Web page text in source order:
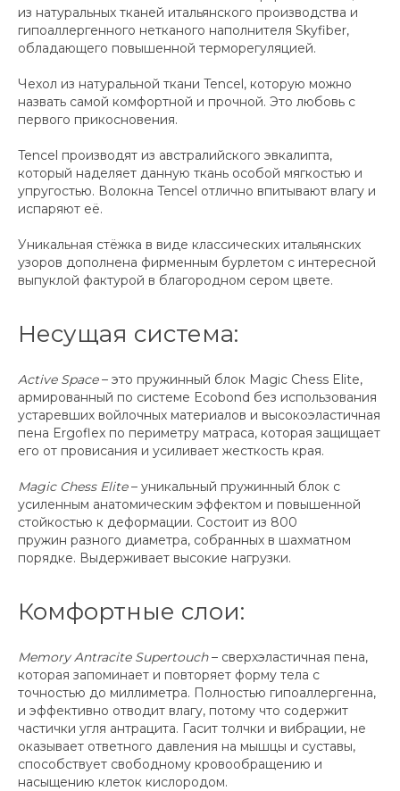
из натуральных тканей итальянского производства и
гипоаллергенного нетканого наполнителя Skyfiber,
обладающего повышенной терморегуляцией.
Чехол из натуральной ткани Tencel, которую можно
назвать самой комфортной и прочной. Это любовь с
первого прикосновения.
Tencel производят из австралийского эвкалипта,
который наделяет данную ткань особой мягкостью и
упругостью. Волокна Tencel отлично впитывают влагу и
испаряют её.
Уникальная стёжка в виде классических итальянских
узоров дополнена фирменным бурлетом с интересной
выпуклой фактурой в благородном сером цвете.
Несущая система:
Active Space– это пружинный блок Magic Chess Elite,
армированный по системе Ecobond без использования
устаревших войлочных материалов и высокоэластичная
пена Ergoflex по периметру матраса, которая защищает
его от провисания и усиливает жесткость края.
Magic Chess Elite– уникальный пружинный блок с
усиленным анатомическим эффектом и повышенной
стойкостью к деформации. Состоит из 800
пружин разного диаметра, собранных в шахматном
порядке. Выдерживает высокие нагрузки.
Комфортные слои:
Memory Antracite Supertouch– сверхэластичная пена,
которая запоминает и повторяет форму тела с
точностью до миллиметра. Полностью гипоаллергенна,
и эффективно отводит влагу, потому что содержит
частички угля антрацита. Гасит толчки и вибрации, не
оказывает ответного давления на мышцы и суставы,
способствует свободному кровообращению и
насыщению клеток кислородом.